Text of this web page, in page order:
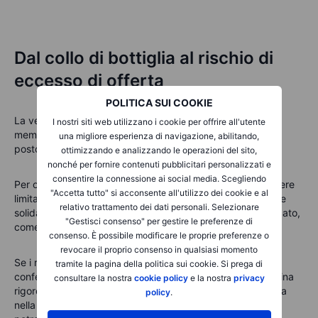
POLITICA SUI COOKIE
I nostri siti web utilizzano i cookie per offrire all'utente
una migliore esperienza di navigazione, abilitando,
ottimizzando e analizzando le operazioni del sito,
nonché per fornire contenuti pubblicitari personalizzati e
consentire la connessione ai social media. Scegliendo
"Accetta tutto" si acconsente all'utilizzo dei cookie e al
relativo trattamento dei dati personali. Selezionare
"Gestisci consenso" per gestire le preferenze di
consenso. È possibile modificare le proprie preferenze o
revocare il proprio consenso in qualsiasi momento
tramite la pagina della politica sui cookie. Si prega di
consultare la nostra cookie policye la nostra privacy
policy.
Dal collo di bottiglia al rischio di
eccesso di offerta
La vera domanda per Samsung non è più se il ciclo delle
memorie sia forte, ma se l'attuale scarsità possa lasciare il
posto a un eccesso di offerta nei prossimi anni.
Per ora il quadro resta favorevole: l'offerta continua a essere
limitata, la domanda legata all'intelligenza artificiale rimane
solida e i prezzi si mantengono su livelli elevati. Ma il mercato,
come sempre, guarda già alla fase successiva.
Se i risultati completi e la guidance del 30 luglio
confermeranno la tenuta del potere di prezzo, una disciplina
rigorosa nell'espansione della capacità produttiva e fiducia
nella domanda proveniente dai server per l'IA, il settore